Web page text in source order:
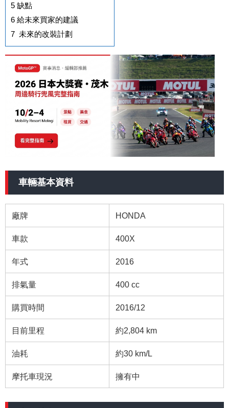
5 缺點
6 給未來買家的建議
7 未來的改裝計劃
車輛基本資料
廠牌 HONDA
車款 400X
年式 2016
排氣量 400 cc
購買時間 2016/12
目前里程 約2,804 km
油耗 約30 km/L
摩托車現況 擁有中